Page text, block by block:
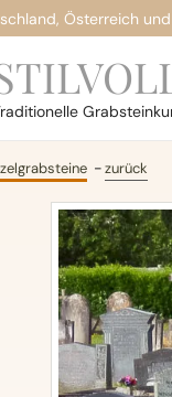
Österreich
zurück